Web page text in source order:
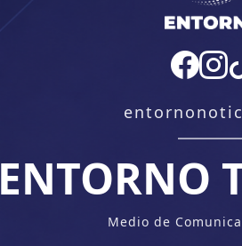
ENTORNO
Medio de